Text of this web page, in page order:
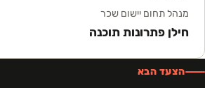
מנהל תחום יישום שכר
חילן פתרונות תוכנה
הצעד הבא